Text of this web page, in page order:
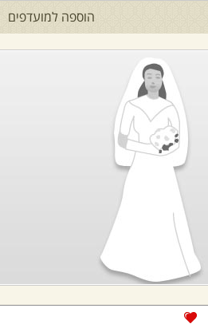
הוספה למועדפים